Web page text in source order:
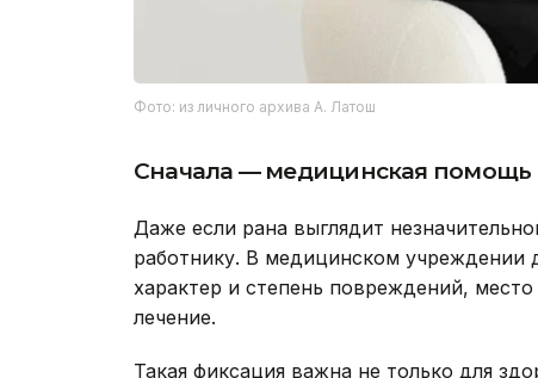
Фото: из личного архива А. Латош
Сначала — медицинская помощь
Даже если рана выглядит
работнику. В медицинском учреждении
характер и степень повреждений,
лечение.
Такая фиксация важна не только для